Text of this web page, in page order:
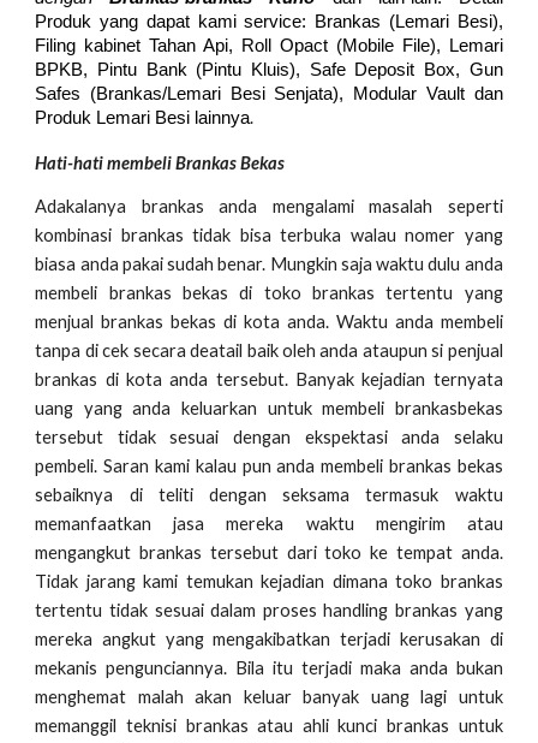
Produk yang dapat kami service: Brankas (Lemari Besi),
Filing kabinet Tahan Api, Roll Opact (Mobile File), Lemari
BPKB, Pintu Bank (Pintu Kluis), Safe Deposit Box, Gun
Safes (Brankas/Lemari Besi Senjata), Modular Vault dan
Produk Lemari Besi lainnya.
Hati-hati membeli Brankas Bekas
Adakalanya brankas anda mengalami masalah seperti
kombinasi brankas tidak bisa terbuka walau nomer yang
biasa anda pakai sudah benar. Mungkin saja waktu dulu anda
membeli brankas bekas di toko brankas tertentu yang
menjual brankas bekas di kota anda. Waktu anda membeli
tanpa di cek secara deatail baik oleh anda ataupun si penjual
brankas di kota anda tersebut. Banyak kejadian ternyata
uang yang anda keluarkan untuk membeli brankasbekas
tersebut tidak sesuai dengan ekspektasi anda selaku
pembeli. Saran kami kalau pun anda membeli brankas bekas
sebaiknya di teliti dengan seksama termasuk waktu
memanfaatkan jasa mereka waktu mengirim atau
mengangkut brankas tersebut dari toko ke tempat anda.
Tidak jarang kami temukan kejadian dimana toko brankas
tertentu tidak sesuai dalam proses handling brankas yang
mereka angkut yang mengakibatkan terjadi kerusakan di
mekanis pengunciannya. Bila itu terjadi maka anda bukan
menghemat malah akan keluar banyak uang lagi untuk
memanggil teknisi brankas atau ahli kunci brankas untuk